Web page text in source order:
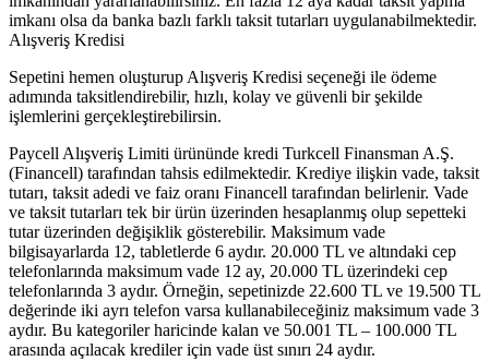
imkanı olsa da banka bazlı farklı taksit tutarları uygulanabilmektedir.
Alışveriş Kredisi
Sepetini hemen oluşturup Alışveriş Kredisi seçeneği ile ödeme
adımında taksitlendirebilir, hızlı, kolay ve güvenli bir şekilde
işlemlerini gerçekleştirebilirsin.
Paycell Alışveriş Limiti ürününde kredi Turkcell Finansman A.Ş.
(Financell) tarafından tahsis edilmektedir. Krediye ilişkin vade, taksit
tutarı, taksit adedi ve faiz oranı Financell tarafından belirlenir. Vade
ve taksit tutarları tek bir ürün üzerinden hesaplanmış olup sepetteki
tutar üzerinden değişiklik gösterebilir. Maksimum vade
bilgisayarlarda 12, tabletlerde 6 aydır. 20.000 TL ve altındaki cep
telefonlarında maksimum vade 12 ay, 20.000 TL üzerindeki cep
telefonlarında 3 aydır. Örneğin, sepetinizde 22.600 TL ve 19.500 TL
değerinde iki ayrı telefon varsa kullanabileceğiniz maksimum vade 3
aydır. Bu kategoriler haricinde kalan ve 50.001 TL – 100.000 TL
arasında açılacak krediler için vade üst sınırı 24 aydır.